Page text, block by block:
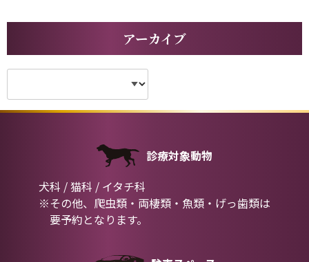
アーカイブ
診療対象動物
犬科 / 猫科 / イタチ科
※その他、爬虫類・両棲類・魚類・げっ歯類は
要予約となります。